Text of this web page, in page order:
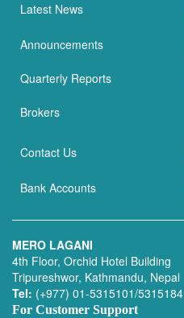
Latest News
Announcements
Quarterly Reports
Brokers
Contact Us
Bank Accounts
MERO LAGANI
4th Floor, Orchid Hotel Building
Tripureshwor, Kathmandu, Nepal
Tel: (+977) 01-5315101/5315184
For Customer Support